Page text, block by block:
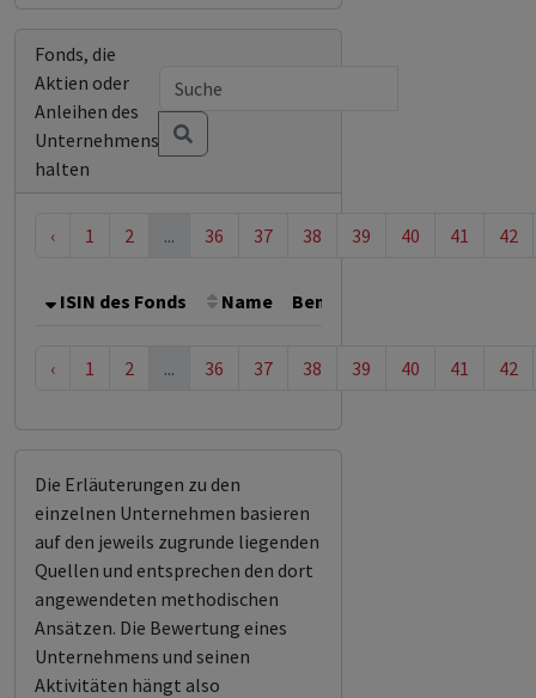
Fonds, die
Aktien oder
Anleihen des
Unternehmens
halten
‹ 1 2 ... 36 37 38 39 40 41 42
ISIN des Fonds Name Bemerkung
‹ 1 2 ... 36 37 38 39 40 41 42
Die Erläuterungen zu den
einzelnen Unternehmen basieren
auf den jeweils zugrunde liegenden
Quellen und entsprechen den dort
angewendeten methodischen
Ansätzen. Die Bewertung eines
Unternehmens und seinen
Aktivitäten hängt also